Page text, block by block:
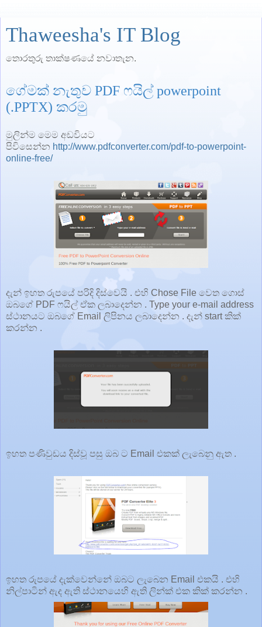
Thaweesha's IT Blog
තොරතුරු තාක්ෂණයේ නවාතැන.
ගේමක් නැතුව PDF ෆයිල් powerpoint
(.PPTX) කරමු
මුලින්ම මෙම අඩවියට
පිවිසෙන්න http://www.pdfconverter.com/pdf-to-powerpoint-
online-free/
දැන් ඉහත රුපයේ පරිදි දිස්වෙයි . එහි Chose File වෙත ගොස්
ඔබගේ PDF ෆයිල් ඒක ලබාදෙන්න . Type your e-mail address
ස්ථානයට ඔබගේ Email ලිපිනය ලබාදෙන්න . දැන් start කික්
කරන්න .
ඉහත පණිවුඩය දිස්වූ පසු ඔබ ට Email එකක් ලැබෙනු ඇත .
ඉහත රුපයේ දැක්වෙන්නේ ඔබට ලැබෙන Email එකයි . එහි
නිල්පාටින් ඇද ඇති ස්ථානයෙහි ඇති ලින්ක් එක කික් කරන්න .